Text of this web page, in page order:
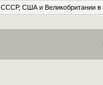
СССР, США и Великобритании в